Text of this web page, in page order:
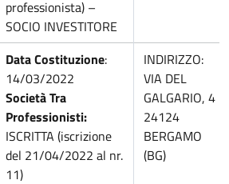
professionista) –
SOCIO INVESTITORE
Data Costituzione:
14/03/2022
Società Tra
Professionisti:
ISCRITTA (iscrizione
del 21/04/2022 al nr.
11)
INDIRIZZO:
VIA DEL
GALGARIO, 4
24124
BERGAMO
(BG)